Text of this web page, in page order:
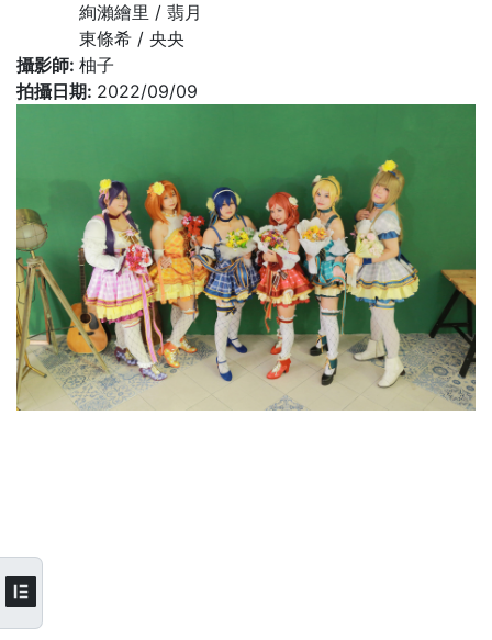
絢瀨繪里 / 翡月
東條希 / 央央
攝影師: 柚子
拍攝日期: 2022/09/09